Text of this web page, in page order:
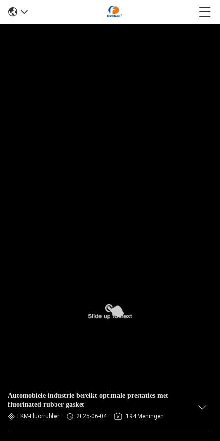
Automobiele industrie bereikt optimale prestaties met
fluorinated rubber gasket
FKM-Fluorrubber 2025-06-04 194 Meningen